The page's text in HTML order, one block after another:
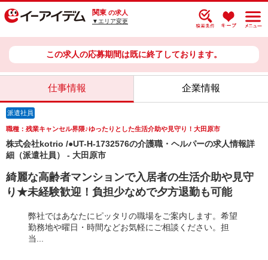
関東 の求人
▼エリア変更
この求人の応募期間は既に終了しております。
仕事情報 企業情報
派遣社員
職種：残業キャンセル界隈♪ゆったりとした生活介助や見守り！大田原市
株式会社kotrio /●UT-H-1732576の介護職・ヘルパーの求人情報詳
細（派遣社員） - 大田原市
綺麗な高齢者マンションで入居者の生活介助や見守
り★未経験歓迎！負担少なめで夕方退勤も可能
弊社ではあなたにピッタリの職場をご案内します。希望
勤務地や曜日・時間などお気軽にご相談ください。担
当...